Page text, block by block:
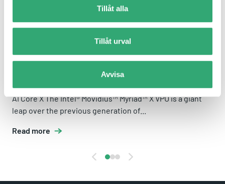
Tillåt alla
Tillåt urval
Avvisa
AI Core X The Intel® Movidius™ Myriad™ X VPU is a giant
leap over the previous generation of...
Read more